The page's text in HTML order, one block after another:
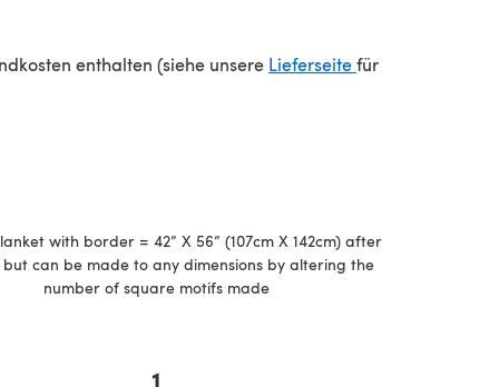
enthalten (siehe unsere Lieferseite(öffnet sich in
für
with border = 42” X 56” (107cm X 142cm) after
but can be made to any dimensions by altering the
number of square motifs made